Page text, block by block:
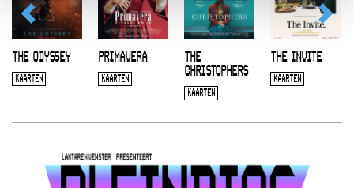
THE ODYSSEY
KAARTEN
PRIMAVERA
KAARTEN
THE
CHRISTOPHERS
KAARTEN
THE INVITE
KAARTEN